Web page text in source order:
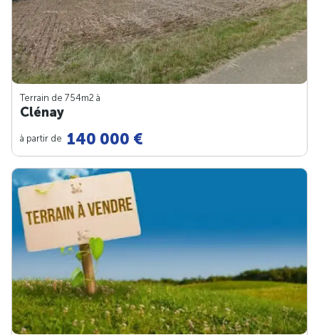
Terrain de 754m2 à
Clénay
à partir de 140 000 €